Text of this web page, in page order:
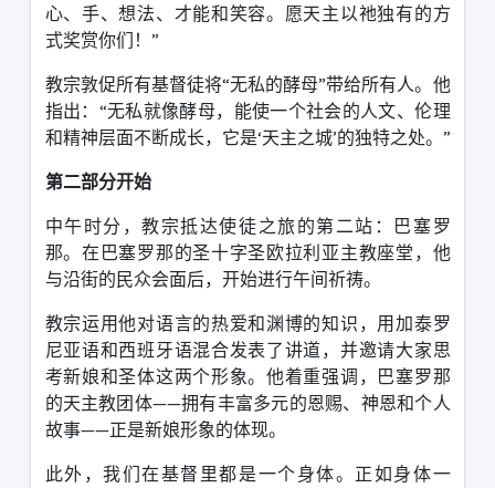
心、手、想法、才能和笑容。愿天主以祂独有的方
式奖赏你们！ ”
教宗敦促所有基督徒将“无私的酵母”带给所有人。他
指出： “无私就像酵母，能使一个社会的人文、伦理
和精神层面不断成长，它是‘天主之城’的独特之处。 ”
第二部分开始
中午时分，教宗抵达使徒之旅的第二站：巴塞罗
那。在巴塞罗那的圣十字圣欧拉利亚主教座堂，他
与沿街的民众会面后，开始进行午间祈祷。
教宗运用他对语言的热爱和渊博的知识，用加泰罗
尼亚语和西班牙语混合发表了讲道，并邀请大家思
考新娘和圣体这两个形象。他着重强调，巴塞罗那
的天主教团体——拥有丰富多元的恩赐、神恩和个人
故事——正是新娘形象的体现。
此外，我们在基督里都是一个身体。正如身体一